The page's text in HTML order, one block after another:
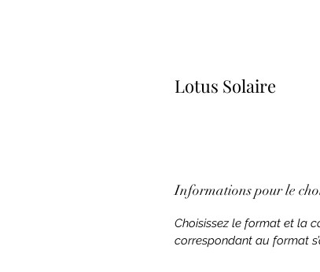
Lotus Solaire
Informations pour le
Choisissez le format et la
correspondant au format